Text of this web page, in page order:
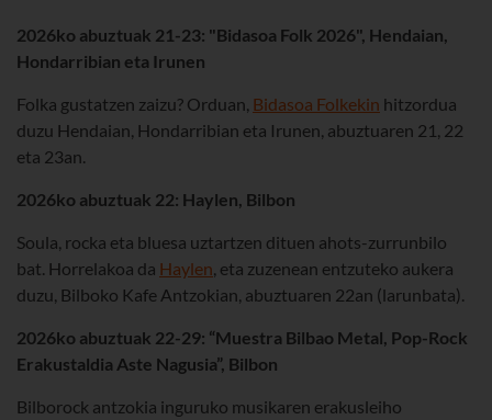
2026ko abuztuak 21-23: "Bidasoa Folk 2026", Hendaian,
Hondarribian eta Irunen
Folka gustatzen zaizu? Orduan, Bidasoa Folkekin hitzordua
duzu Hendaian, Hondarribian eta Irunen, abuztuaren 21, 22
eta 23an.
2026ko abuztuak 22: Haylen, Bilbon
Soula, rocka eta bluesa uztartzen dituen ahots-zurrunbilo
bat. Horrelakoa da Haylen, eta zuzenean entzuteko aukera
duzu, Bilboko Kafe Antzokian, abuztuaren 22an (larunbata).
2026ko abuztuak 22-29: “Muestra Bilbao Metal, Pop-Rock
Erakustaldia Aste Nagusia”, Bilbon
Bilborock antzokia inguruko musikaren erakusleiho